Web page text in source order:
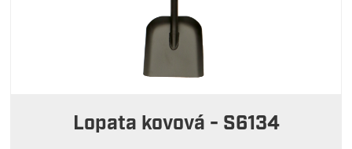
Lopata kovová - S6134